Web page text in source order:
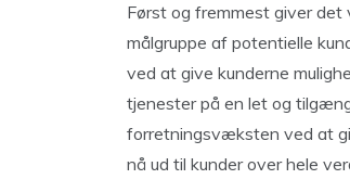
Først og fremmest giver det
målgruppe af potentielle
ved at give kunderne
tjenester på en let og
forretningsvæksten ved at
nå ud til kunder over hele